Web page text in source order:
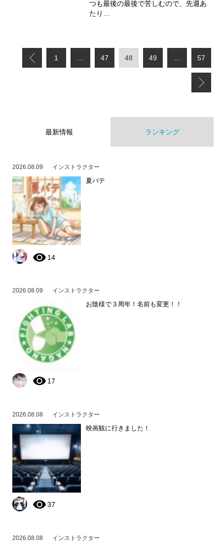
つも最後の最後で苦しむので、先週あ
たり…
1 47 48 49 57
最新情報 ランキング
2026.08.09 インストラクター
夏バテ
14
2026.08.09 インストラクター
お陰様で３周年！名前も変更！！
17
2026.08.08 インストラクター
映画観に行きました！
37
2026.08.08 インストラクター